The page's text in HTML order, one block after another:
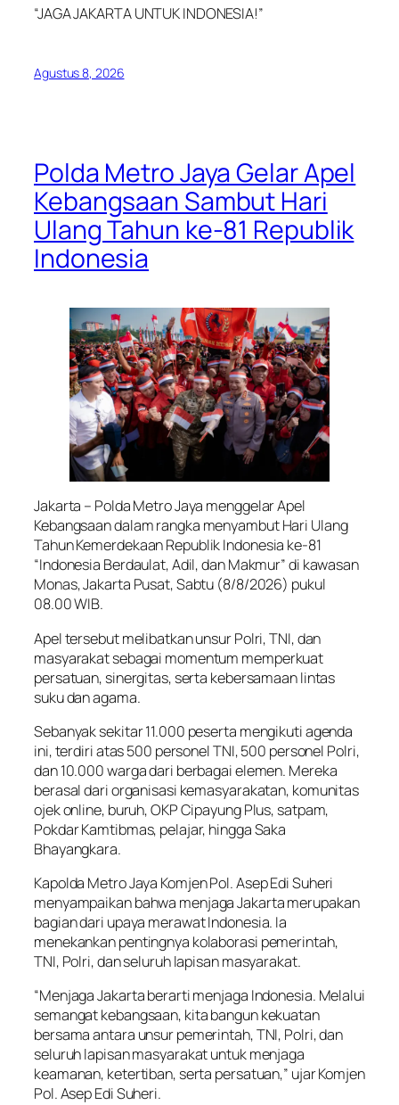
“JAGA JAKARTA UNTUK INDONESIA!”
Agustus 8, 2026
Polda Metro Jaya Gelar Apel
Kebangsaan Sambut Hari
Ulang Tahun ke-81 Republik
Indonesia
Jakarta – Polda Metro Jaya menggelar Apel
Kebangsaan dalam rangka menyambut Hari Ulang
Tahun Kemerdekaan Republik Indonesia ke-81
“Indonesia Berdaulat, Adil, dan Makmur” di kawasan
Monas, Jakarta Pusat, Sabtu (8/8/2026) pukul
08.00 WIB.
Apel tersebut melibatkan unsur Polri, TNI, dan
masyarakat sebagai momentum memperkuat
persatuan, sinergitas, serta kebersamaan lintas
suku dan agama.
Sebanyak sekitar 11.000 peserta mengikuti agenda
ini, terdiri atas 500 personel TNI, 500 personel Polri,
dan 10.000 warga dari berbagai elemen. Mereka
berasal dari organisasi kemasyarakatan, komunitas
ojek online, buruh, OKP Cipayung Plus, satpam,
Pokdar Kamtibmas, pelajar, hingga Saka
Bhayangkara.
Kapolda Metro Jaya Komjen Pol. Asep Edi Suheri
menyampaikan bahwa menjaga Jakarta merupakan
bagian dari upaya merawat Indonesia. Ia
menekankan pentingnya kolaborasi pemerintah,
TNI, Polri, dan seluruh lapisan masyarakat.
“Menjaga Jakarta berarti menjaga Indonesia. Melalui
semangat kebangsaan, kita bangun kekuatan
bersama antara unsur pemerintah, TNI, Polri, dan
seluruh lapisan masyarakat untuk menjaga
keamanan, ketertiban, serta persatuan,” ujar Komjen
Pol. Asep Edi Suheri.